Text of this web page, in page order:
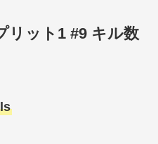
リット1 #9 キル数